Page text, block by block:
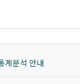
계분석 안내